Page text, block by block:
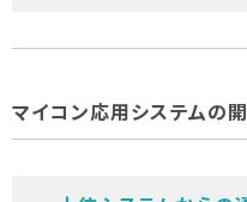
マイコン応用システムの